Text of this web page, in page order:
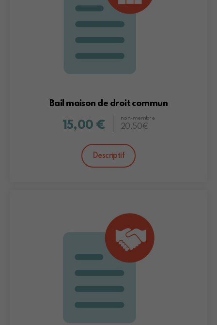
Bail maison de droit commun
15,00 €
non-membre
20,50€
Descriptif